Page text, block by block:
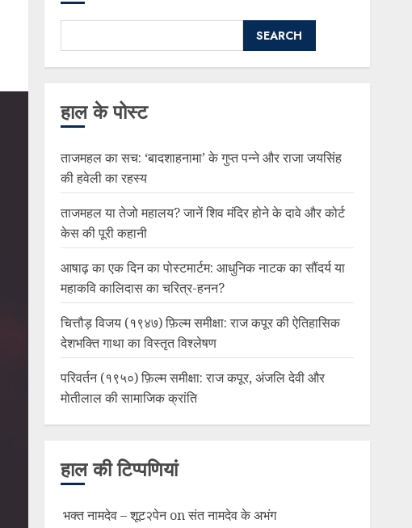
SEARCH
हाल के पोस्ट
ताजमहल का सच: ‘बादशाहनामा’ के गुप्त पन्ने और राजा जयसिंह
की हवेली का रहस्य
ताजमहल या तेजो महालय? जानें शिव मंदिर होने के दावे और कोर्ट
केस की पूरी कहानी
आषाढ़ का एक दिन का पोस्टमार्टम: आधुनिक नाटक का सौंदर्य या
महाकवि कालिदास का चरित्र-हनन?
चित्तौड़ विजय (१९४७) फ़िल्म समीक्षा: राज कपूर की ऐतिहासिक
देशभक्ति गाथा का विस्तृत विश्लेषण
परिवर्तन (१९५०) फ़िल्म समीक्षा: राज कपूर, अंजलि देवी और
मोतीलाल की सामाजिक क्रांति
हाल की टिप्पणियां
भक्त नामदेव – शूट२पेनonसंत नामदेव के अभंग